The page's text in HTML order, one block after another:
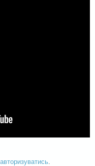
авторизуватись.